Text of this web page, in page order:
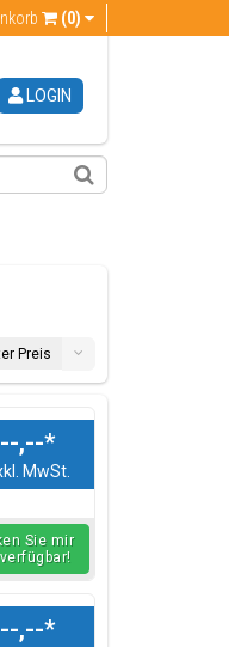
(0)
LOGIN
Preis
,--*
MwSt.
Sie mir
,--*